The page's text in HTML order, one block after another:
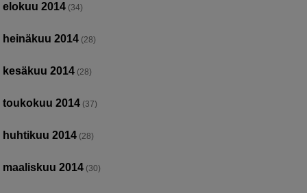
elokuu 2014 (34)
heinäkuu 2014 (28)
kesäkuu 2014 (28)
toukokuu 2014 (37)
huhtikuu 2014 (28)
maaliskuu 2014 (30)